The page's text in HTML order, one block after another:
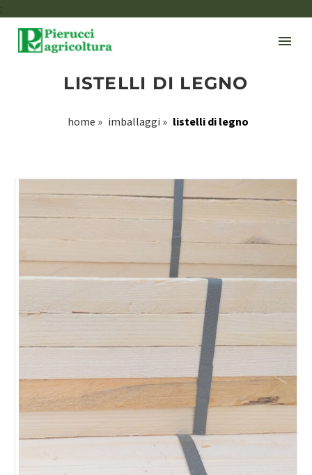
;
LISTELLI DI LEGNO
home » imballaggi » listelli di legno